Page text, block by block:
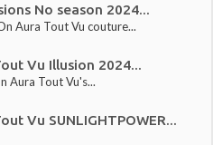
No season 2024...
Aura Tout Vu couture...
Vu Illusion 2024...
Aura Tout Vu's...
Vu SUNLIGHTPOWER...